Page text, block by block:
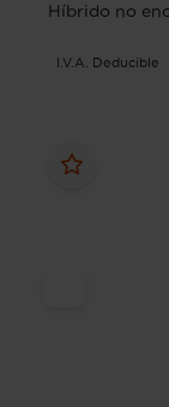
Híbrido no
I.V.A. Deducible